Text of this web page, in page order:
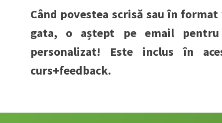
Când povestea scrisă sau în
gata, o aștept pe email pentru
personalizat! Este inclus în
curs+feedback.